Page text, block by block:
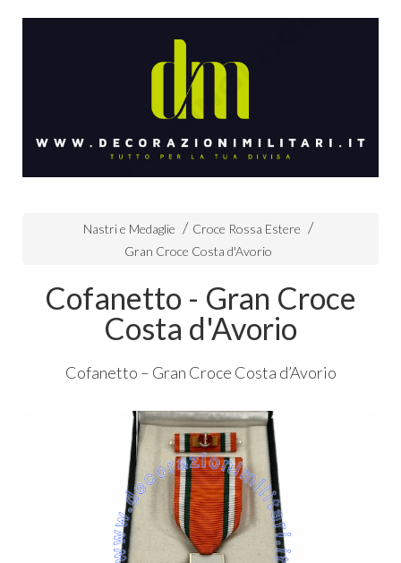
Nastri e Medaglie
Croce Rossa Estere
Gran Croce Costa d'Avorio
Cofanetto - Gran Croce
Costa d'Avorio
Cofanetto – Gran Croce Costa d’Avorio